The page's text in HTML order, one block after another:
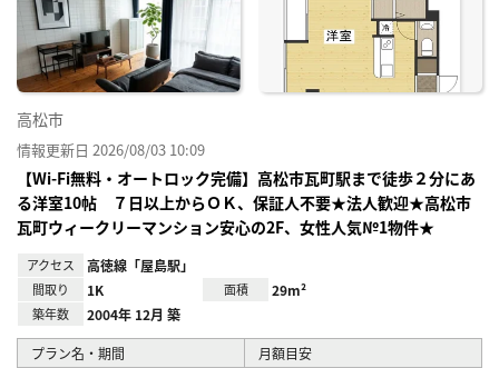
高松市
情報更新日 2026/08/03 10:09
【Wi-Fi無料・オートロック完備】高松市瓦町駅まで徒歩２分にあ
る洋室10帖 ７日以上からＯＫ、保証人不要★法人歓迎★高松市
瓦町ウィークリーマンション安心の2F、女性人気№1物件★
アクセス 高徳線「屋島駅」
間取り 1K 面積 29m²
築年数 2004年 12月 築
プラン名・期間 月額目安